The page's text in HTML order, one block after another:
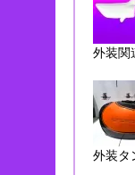
外装関
外装タ